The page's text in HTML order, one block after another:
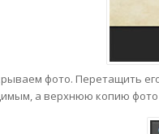
фото. Перетащить
а верхнюю копию